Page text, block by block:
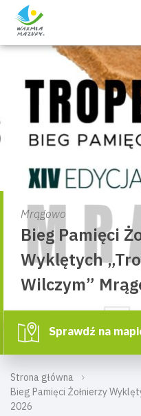
Skip
Strona główna
Bieg Pamięci Żołnierzy
2026
Mrągowo
Bieg Pamięci
Wyklętych
Wilczym”
Sprawdź na